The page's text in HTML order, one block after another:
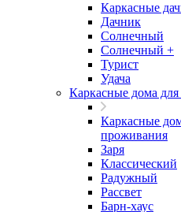
Каркасные
Дачник
Солнечный
Солнечный +
Турист
Удача
Каркасные дома
Каркасные
проживания
Заря
Классический
Радужный
Рассвет
Барн-хаус